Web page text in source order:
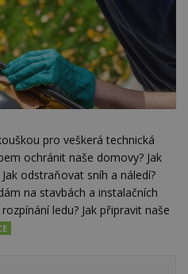
pro veškerá technická
ochránit naše domovy? Jak
odstraňovat sníh a náledí?
na stavbách a instalačních
ledu? Jak připravit naše